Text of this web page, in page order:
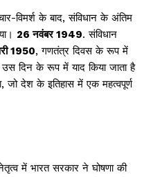
विमर्श के बाद, संविधान के अंतिम
26 नवंबर 1949. संविधान
1950, गणतंत्र दिवस के रूप में
उस दिन के रूप में याद किया जाता है
जो देश के इतिहास में एक महत्वपूर्ण
में भारत सरकार ने घोषणा की